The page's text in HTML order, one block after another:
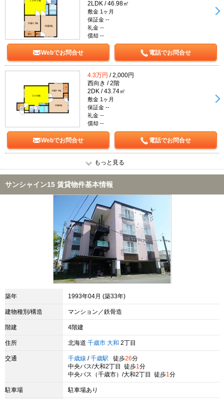
2LDK / 46.98㎡
敷金 1ヶ月
保証金 --
礼金 --
償却 --
Webでお問合せ 電話でお問合せ
4.3万円 / 2,000円
西向き / 2階
2DK / 43.74㎡
敷金 1ヶ月
保証金 --
礼金 --
償却 --
Webでお問合せ 電話でお問合せ
もっと見る
サンシャイン15 賃貸物件基本情報
築年 1993年04月 (築33年)
建物種別/構造 マンション／鉄骨造
階建 4階建
住所 北海道 千歳市 大和 2丁目
交通 千歳線 / 千歳駅 徒歩26分
中央バス/大和2丁目 徒歩1 分
中央バス（千歳市）/大和2丁目 徒歩1 分
駐車場 駐車場あり